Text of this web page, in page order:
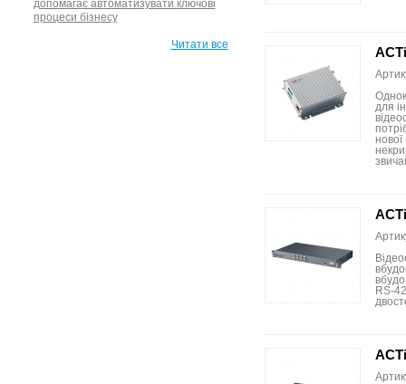
допомагає автоматизувати ключові
процеси бізнесу
Читати все
для
RS-